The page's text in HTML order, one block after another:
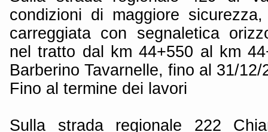
condizioni di maggiore
carreggiata con segnaletica
nel tratto dal km 44+550 al km
Barberino Tavarnelle, fino al 31/12/
Fino al termine dei lavori
Sulla strada regionale 222